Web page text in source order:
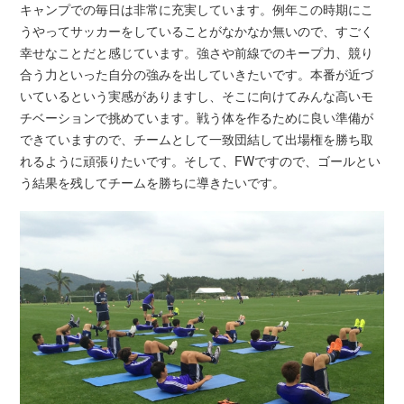
キャンプでの毎日は非常に充実しています。例年この時期にこ
うやってサッカーをしていることがなかなか無いので、すごく
幸せなことだと感じています。強さや前線でのキープ力、競り
合う力といった自分の強みを出していきたいです。本番が近づ
いているという実感がありますし、そこに向けてみんな高いモ
チベーションで挑めています。戦う体を作るために良い準備が
できていますので、チームとして一致団結して出場権を勝ち取
れるように頑張りたいです。そして、FWですので、ゴールとい
う結果を残してチームを勝ちに導きたいです。